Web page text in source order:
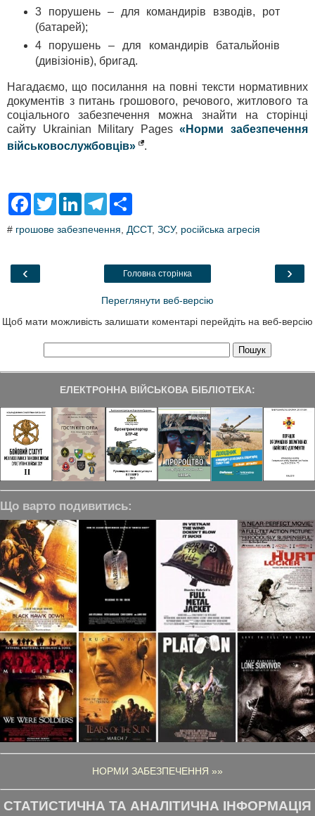
3 порушень – для командирів взводів, рот
(батарей);
4 порушень – для командирів батальйонів
(дивізіонів), бригад.
Нагадаємо, що посилання на повні тексти нормативних
документів з питань грошового, речового, житлового та
соціального забезпечення можна знайти на сторінці
сайту Ukrainian Military Pages«Норми забезпечення
військовослужбовців»
.
F
e
o
T
t
L
k
T
e
a
r
# грошове забезпечення ДССТ, ЗСУ, російська агресія
‹ ›
Головна сторінка
Переглянути веб-версію
Щоб мати можливість залишати коментарі перейдіть на веб-версію
ЕЛЕКТРОННА ВІЙСЬКОВА БІБЛІОТЕКА:
Що варто подивитись:
НОРМИ ЗАБЕЗПЕЧЕННЯ »»
СТАТИСТИЧНА ТА АНАЛІТИЧНА ІНФОРМАЦІЯ